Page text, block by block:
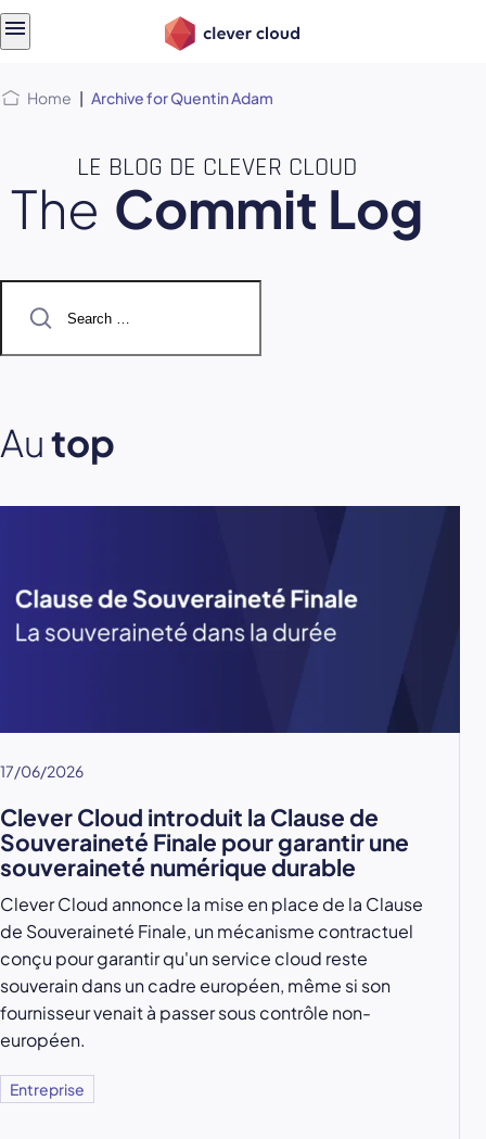
Home | Archive for Quentin Adam
LE BLOG DE CLEVER CLOUD
The Commit Log
for:
Autop
17/06/2026
Clever Cloud introduit la Clause de
Souveraineté Finale pour garantir une
souveraineté numérique durable
Clever Cloud annonce la mise en place de la Clause
de Souveraineté Finale, un mécanisme contractuel
conçu pour garantir qu'un service cloud reste
souverain dans un cadre européen, même si son
fournisseur venait à passer sous contrôle non-
européen.
Entreprise